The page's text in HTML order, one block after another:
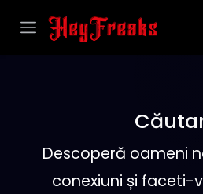
Descoperă oameni
conexiuni și faceti-